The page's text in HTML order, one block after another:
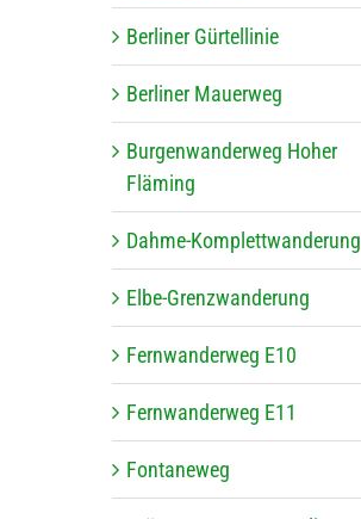
Ber­li­ner Gürtellinie
Ber­li­ner Mauerweg
Bur­gen­wan­der­weg Hoher
Fläming
Dahme-Kom­plett­wan­de­rung
Elbe-Grenz­wan­de­rung
Fern­wan­der­weg E10
Fern­wan­der­weg E11
Fon­ta­ne­weg